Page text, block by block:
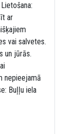
ar
vai salvetes.
un jūrās.
nepieejamā
Buļļu iela